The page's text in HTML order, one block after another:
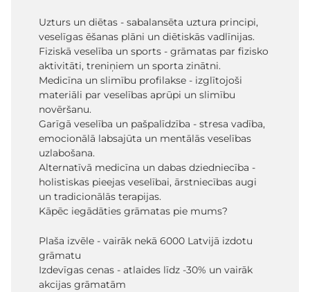
Uzturs un diētas - sabalansēta uztura principi,
veselīgas ēšanas plāni un diētiskās vadlīnijas.
Fiziskā veselība un sports - grāmatas par fizisko
aktivitāti, treniņiem un sporta zinātni.
Medicīna un slimību profilakse - izglītojoši
materiāli par veselības aprūpi un slimību
novēršanu.
Garīgā veselība un pašpalīdzība - stresa vadība,
emocionālā labsajūta un mentālās veselības
uzlabošana.
Alternatīvā medicīna un dabas dziedniecība -
holistiskas pieejas veselībai, ārstniecības augi
un tradicionālās terapijas.
Kāpēc iegādāties grāmatas pie mums?
Plaša izvēle - vairāk nekā 6000 Latvijā izdotu
grāmatu
Izdevīgas cenas - atlaides līdz -30% un vairāk
akcijas grāmatām